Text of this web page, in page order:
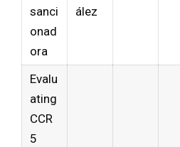
sanci
onad
ora
ález
Evalu
ating
CCR
5